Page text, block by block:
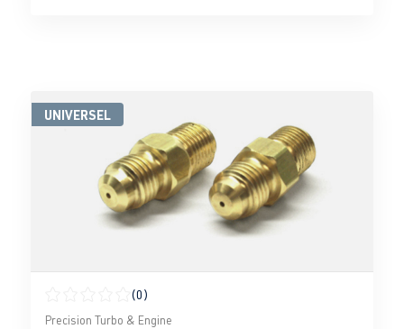
UNIVERSEL
Note moyenne de 0 sur 5 étoiles
(0)
Precision Turbo & Engine